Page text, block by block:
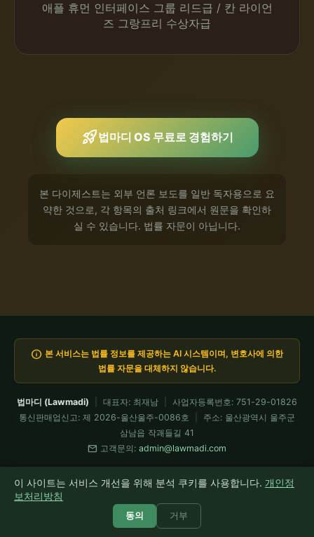
애플 휴먼 인터페이스 그룹 리드급 / 칸 라이언
즈 그랑프리 수상자급
rocket_launch법마디 OS 무료로 경험하기
본 다이제스트는 외부 언론 보도를 일반 독자용으로 요
약한 것으로, 각 항목의 출처 링크에서 원문을 확인하
실 수 있습니다. 법률 자문이 아닙니다.
이 사이트는 서비스 개선을 위해 분석 쿠키를 사용합니다. 개인정
보처리방침
동의 거부
info 본 서비스는 법률 정보를 제공하는 AI 시스템이며, 변호사에 의한
법률 자문을 대체하지 않습니다.
법마디 (Lawmadi) 대표자: 최재남
사업자등록번호: 751-29-01826
통신판매업신고: 제 2026-울산울주-0086호
주소: 울산광역시 울주군
삼남읍 작괘들길 41
mail 고객문의: admin@lawmadi.com
모든 코드는 Claude Fable이 설계·검증 운용 · 현재 Fable 5 가동 중
© 2026 법마디 Lawmadi. All rights reserved.